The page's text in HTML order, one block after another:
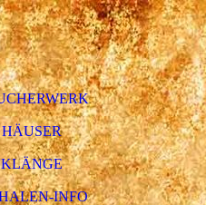
HÄUSER
KLÄNGE
INFO